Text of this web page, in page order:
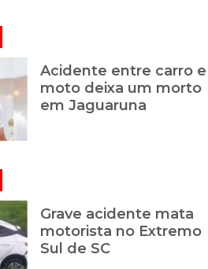
Acidente entre carro e
moto deixa um morto
em Jaguaruna
Grave acidente mata
motorista no Extremo
Sul de SC